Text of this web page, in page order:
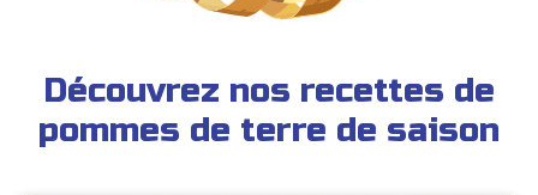
Découvrez nos recettes de
pommes de terre de saison